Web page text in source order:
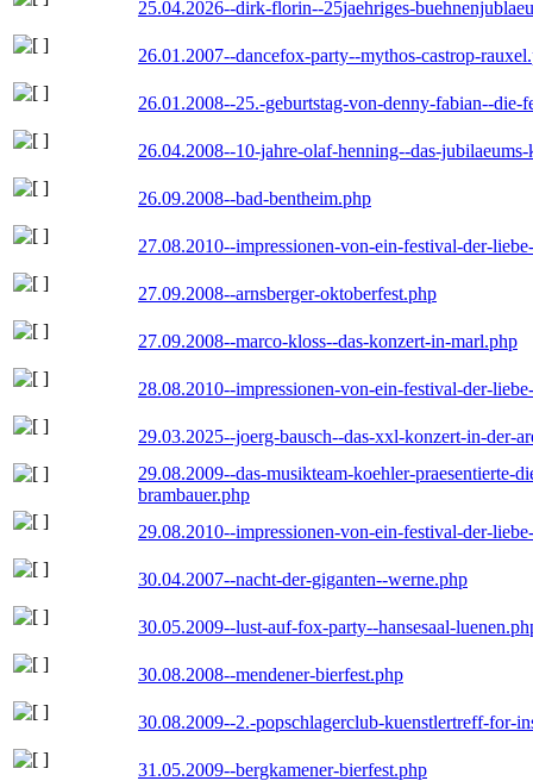
25.04.2026--dirk-florin--25jaehriges-
26.01.2007--dancefox-party--mythos-castrop-
26.01.2008--25.-geburtstag-von-denny-fabian--die-
26.04.2008--10-jahre-olaf-henning--das-
26.09.2008--bad-bentheim.php
27.08.2010--impressionen-von-ein-festival-der-
27.09.2008--arnsberger-oktoberfest.php
27.09.2008--marco-kloss--das-konzert-in-marl.php
28.08.2010--impressionen-von-ein-festival-der-
29.03.2025--joerg-bausch--das-xxl-konzert-in-der-
29.08.2009--das-musikteam-koehler-praesentierte-
brambauer.php
29.08.2010--impressionen-von-ein-festival-der-
30.04.2007--nacht-der-giganten--werne.php
30.05.2009--lust-auf-fox-party--hansesaal-
30.08.2008--mendener-bierfest.php
30.08.2009--2.-popschlagerclub-kuenstlertreff-for-
31.05.2009--bergkamener-bierfest.php